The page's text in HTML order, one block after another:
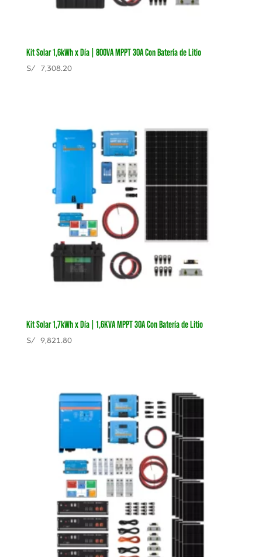
Kit Solar 1,6kWh x Día | 800VA MPPT 30A Con Batería de Litio
S/7,308.20
Kit Solar 1,7kWh x Día | 1,6KVA MPPT 30A Con Batería de Litio
S/9,821.80